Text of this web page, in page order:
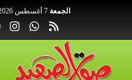
الجمعة 7 أغسطس 2026